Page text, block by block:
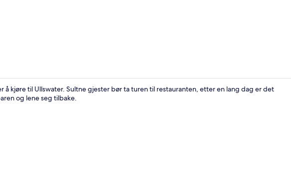
å kjøre til Ullswater. Sultne gjester bør ta turen til restauranten, etter en lang dag er det
og lene seg tilbake.